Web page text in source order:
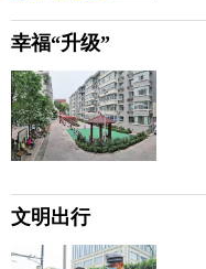
幸福“升级”
文明出行